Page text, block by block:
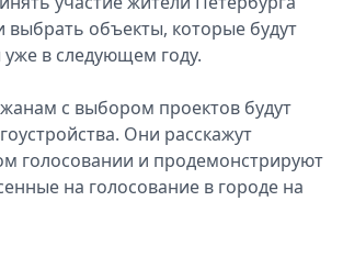
выбрать объекты, которые будут
уже в следующем году.
с выбором проектов будут
Они расскажут
голосовании и продемонстрируют
на голосование в городе на